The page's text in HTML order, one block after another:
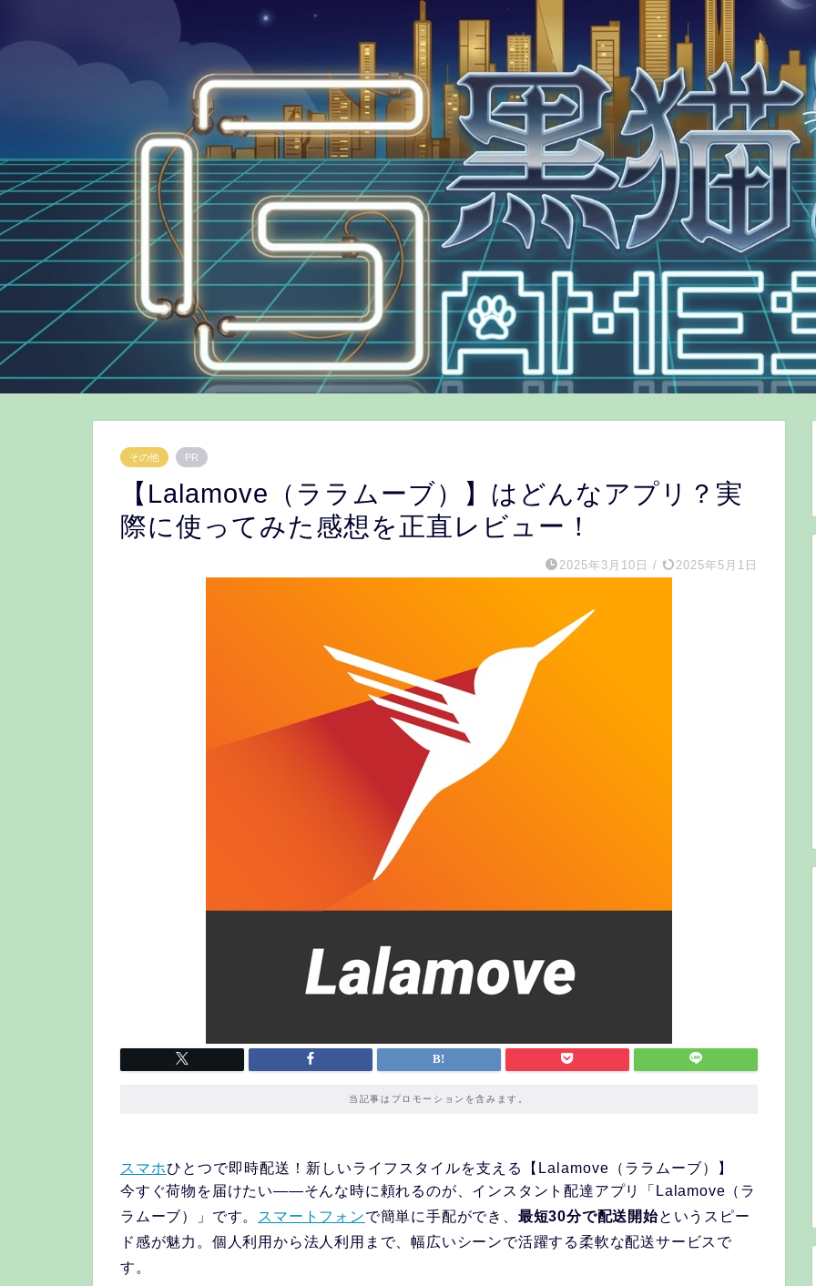
その他 PR
【Lalamove（ララムーブ）】はどんなアプリ？実
際に使ってみた感想を正直レビュー！
2025年3月10日 / 2025年5月1日
当記事はプロモーションを含みます。
スマホひとつで即時配送！新しいライフスタイルを支える【Lalamove（ララムーブ）】
今すぐ荷物を届けたい——そんな時に頼れるのが、インスタント配達アプリ「Lalamove（ラ
ラムーブ）」です。
スマートフォンで簡単に手配ができ、 最短30分で配送開始というスピー
ド感が魅力。個人利用から法人利用まで、幅広いシーンで活躍する柔軟な配送サービスで
す。